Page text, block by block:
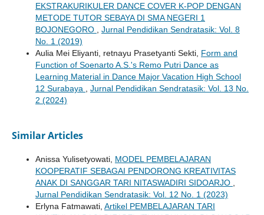
EKSTRAKURIKULER DANCE COVER K-POP DENGAN
METODE TUTOR SEBAYA DI SMA NEGERI 1
BOJONEGORO
Jurnal Pendidikan Sendratasik: Vol. 8
No. 1 (2019)
Aulia Mei Eliyanti, retnayu Prasetyanti Sekti, Form and
Function of Soenarto A.S.'s Remo Putri Dance as
Learning Material in Dance Major Vacation High School
12 Surabaya
Jurnal Pendidikan Sendratasik: Vol. 13 No.
2 (2024)
Similar Articles
Anissa Yulisetyowati, MODEL PEMBELAJARAN
KOOPERATIF SEBAGAI PENDORONG KREATIVITAS
ANAK DI SANGGAR TARI NITASWADIRI SIDOARJO
Jurnal Pendidikan Sendratasik: Vol. 12 No. 1 (2023)
Erlyna Fatmawati, Artikel PEMBELAJARAN TARI